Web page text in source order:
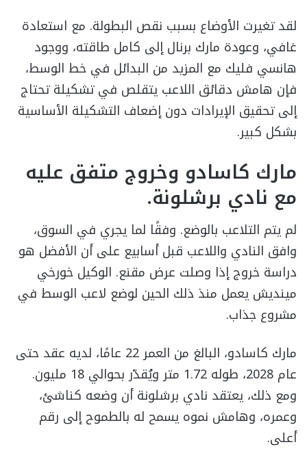
لقد تغيرت الأوضاع بسبب نقص البطولة. مع استعادة
غافي، وعودة مارك برنال إلى كامل طاقته، ووجود
هانسي فليك مع المزيد من البدائل في خط الوسط،
فإن هامش دقائق اللاعب يتقلص في تشكيلة تحتاج
إلى تحقيق الإيرادات دون إضعاف التشكيلة الأساسية
بشكل كبير.
مارك كاسادو وخروج متفق عليه
مع نادي برشلونة.
لم يتم التلاعب بالوضع. وفقًا لما يجري في السوق،
وافق النادي واللاعب قبل أسابيع على أن الأفضل هو
دراسة خروج إذا وصلت عرض مقنع. الوكيل خورخي
مينديش يعمل منذ ذلك الحين لوضع لاعب الوسط في
مشروع جذاب.
مارك كاسادو، البالغ من العمر 22 عامًا، لديه عقد حتى
عام 2028، طوله 1.72 متر ويُقدّر بحوالي 18 مليون.
ومع ذلك، يعتقد نادي برشلونة أن وضعه كناشئ،
وعمره، وهامش نموه يسمح له بالطموح إلى رقم
أعلى.